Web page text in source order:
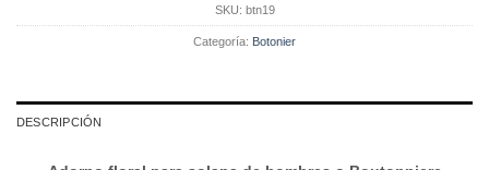
SKU: btn19
Categoría: Botonier
DESCRIPCIÓN